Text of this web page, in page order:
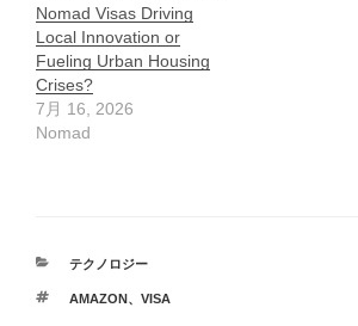
Nomad Visas Driving
Local Innovation or
Fueling Urban Housing
Crises?
7月 16, 2026
Nomad
カ
ゴ
テクノロジー
タ
AMAZON、 VISA